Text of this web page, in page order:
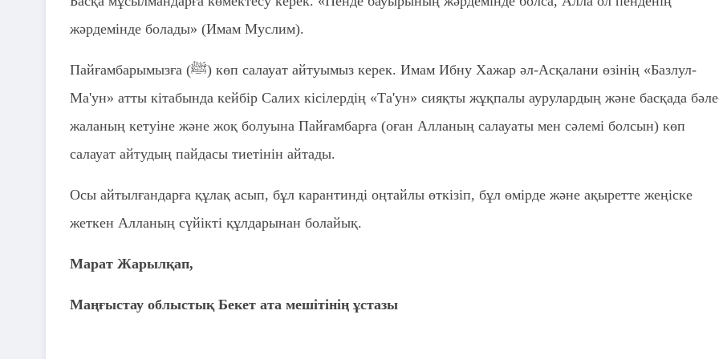
жәрдемінде болады» (Имам Муслим).
Пайғамбарымызға (ﷺ) көп салауат айтуымыз керек. Имам Ибну Хажар әл-Асқалани өзінің «Базлул-
Ма'ун» атты кітабында кейбір Салих кісілердің «Та'ун» сияқты жұқпалы аурулардың және басқада
жаланың кетуіне және жоқ болуына Пайғамбарға (оған Алланың салауаты мен сәлемі болсын) көп
салауат айтудың пайдасы тиетінін айтады.
Осы айтылғандарға құлақ асып, бұл карантинді оңтайлы өткізіп, бұл өмірде және ақыретте жеңіске
жеткен Алланың сүйікті құлдарынан болайық.
Марат Жарылқап,
Маңғыстау облыстық Бекет ата мешітінің ұстазы